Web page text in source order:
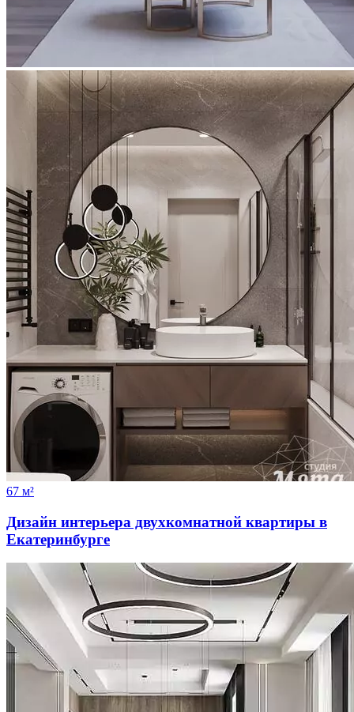
67 м²
Дизайн интерьера двухкомнатной квартиры в
Екатеринбурге